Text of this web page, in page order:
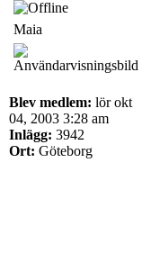
Maia
Blev medlem: lör okt
04, 2003 3:28 am
Inlägg: 3942
Ort: Göteborg